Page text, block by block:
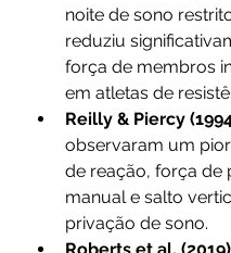
noite de sono
reduziu
força de membros
em atletas de
Reilly & Piercy
observaram um
de reação, força de
manual e salto
privação de sono.
Roberts et al. (2019)